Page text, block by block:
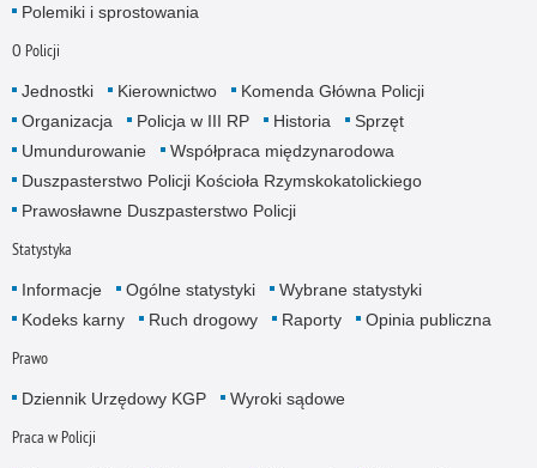
Polemiki i sprostowania
O Policji
Jednostki Kierownictwo
Komenda Główna Policji
Organizacja
Policja w III RP Historia
Sprzęt
Umundurowanie
Współpraca międzynarodowa
Duszpasterstwo Policji Kościoła Rzymskokatolickiego
Prawosławne Duszpasterstwo Policji
Statystyka
Informacje Ogólne statystyki
Wybrane statystyki
Kodeks karny
Ruch drogowy Raporty Opinia publiczna
Prawo
Dziennik Urzędowy KGP Wyroki sądowe
Praca w Policji